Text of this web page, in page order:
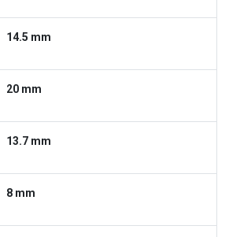
14.5 mm
20 mm
13.7 mm
8 mm